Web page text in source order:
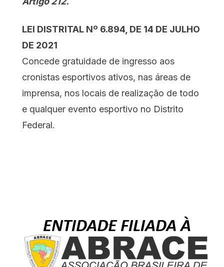
LEI DISTRITAL Nº 6.894, DE 14 DE JULHO
DE 2021
Concede gratuidade de ingresso aos
cronistas esportivos ativos, nas áreas de
imprensa, nos locais de realização de todo
e qualquer evento esportivo no Distrito
Federal.